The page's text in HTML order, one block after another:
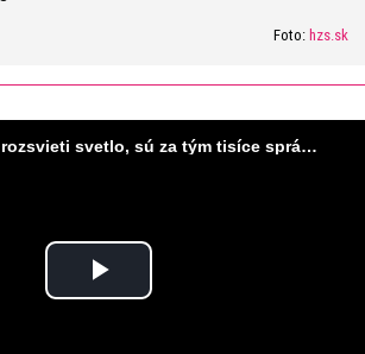
Foto: hzs.sk
Play
Upútavka: Keď sa rozsvieti svetlo, sú za tým tisíce správnych rozhodnutí. Ako vzniká infraštruktúra, ktorú nevnímame?